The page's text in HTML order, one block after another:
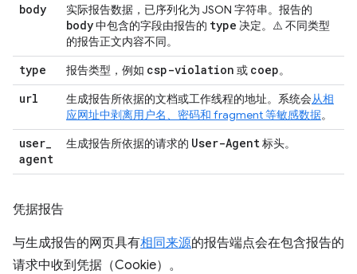
body 实际报告数据，已序列化为 JSON 字符串。报告的
body中包含的字段由报告的 type 决定。 ⚠️ 不同类型
的报告正文内容不同。
type 报告类型，例如 csp-violation 或 coep。
url 生成报告所依据的文档或工作线程的地址。系统会从相
应网址中剥离用户名、密码和 fragment 等敏感数据。
user
agent
生成报告所依据的请求的 User-Agent 标头。
凭据报告
与生成报告的网页具有相同来源的报告端点会在包含报告的
请求中收到凭据（Cookie）。